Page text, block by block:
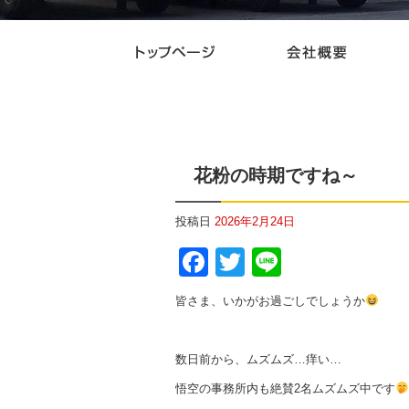
花粉の時期ですね～
投稿日 2026年2月24日
Facebook
Twitter
皆さま、いかがお過ごしでしょうか
数日前から、ムズムズ…痒い…
悟空の事務所内も絶賛2名ムズムズ中です